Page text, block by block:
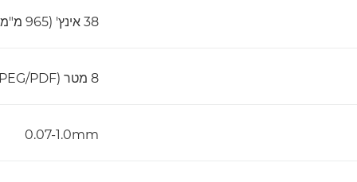
38 אינץ' (965 מ"מ)
8 מטר (JPEG/PDF)‏, 15.2 מטר (TIFF)
0.07-1.0mm